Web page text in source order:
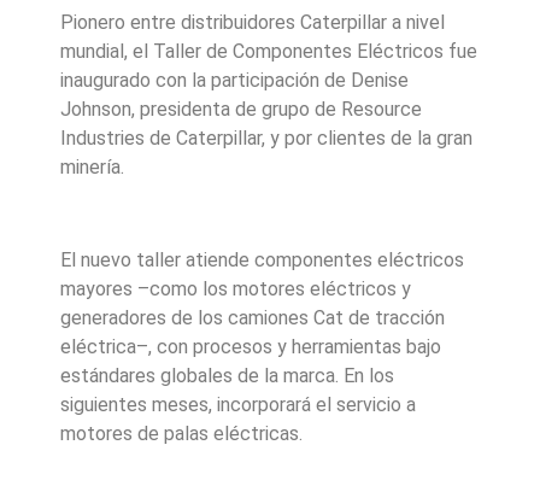
Pionero entre distribuidores Caterpillar a nivel
mundial, el Taller de Componentes Eléctricos fue
inaugurado con la participación de Denise
Johnson, presidenta de grupo de Resource
Industries de Caterpillar, y por clientes de la gran
minería.
El nuevo taller atiende componentes eléctricos
mayores –como los motores eléctricos y
generadores de los camiones Cat de tracción
eléctrica–, con procesos y herramientas bajo
estándares globales de la marca. En los
siguientes meses, incorporará el servicio a
motores de palas eléctricas.